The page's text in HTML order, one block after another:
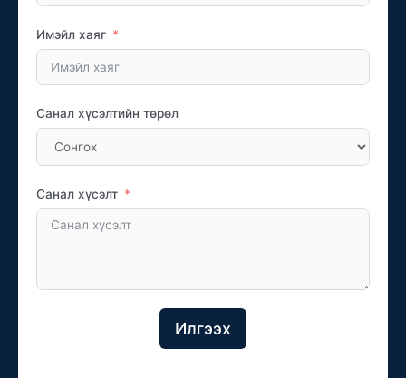
Имэйл хаяг
Санал хүсэлтийн төрөл
Санал хүсэлт
Илгээх